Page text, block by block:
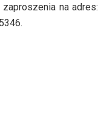
na adres: